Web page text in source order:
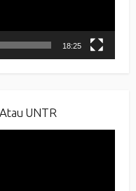
18:25
UNTR